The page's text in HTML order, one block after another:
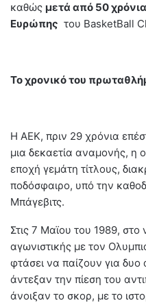
καθώς μετά από 50 χρόνια
Ευρώπης του BasketBall
Το χρονικό του
Η ΑΕΚ, πριν 29 χρόνια
μια δεκαετία αναμονής, η
εποχή γεμάτη τίτλους,
ποδόσφαιρο, υπό την
Μπάγεβιτς.
Στις 7 Μαϊου του 1989, στο
αγωνιστικής με τον
φτάσει να παίζουν για
άντεξαν την πίεση του
άνοιξαν το σκορ, με το